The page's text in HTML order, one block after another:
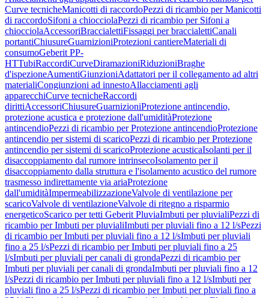
Curve tecnicheManicotti di raccordoPezzi di ricambio per Manicotti
di raccordoSifoni a chiocciolaPezzi di ricambio per Sifoni a
chiocciolaAccessoriBraccialettiFissaggi per braccialettiCanali
portantiChiusureGuarnizioniProtezioni cantiereMateriali di
consumoGeberit PP-
HTTubiRaccordiCurveDiramazioniRiduzioniBraghe
d'ispezioneAumentiGiunzioniAdattatori per il collegamento ad altri
materialiCongiunzioni ad innestoAllacciamenti agli
apparecchiCurve tecnicheRaccordi
dirittiAccessoriChiusureGuarnizioniProtezione antincendio,
protezione acustica e protezione dall'umiditàProtezione
antincendioPezzi di ricambio per Protezione antincendioProtezione
antincendio per sistemi di scaricoPezzi di ricambio per Protezione
antincendio per sistemi di scaricoProtezione acusticaIsolanti per il
disaccoppiamento dal rumore intrinsecoIsolamento per il
disaccoppiamento dalla struttura e l'isolamento acustico del rumore
trasmesso indirettamente via ariaProtezione
dall'umiditàImpermeabilizzazioneValvole di ventilazione per
scaricoValvole di ventilazioneValvole di ritegno a risparmio
energeticoScarico per tetti Geberit PluviaImbuti per pluvialiPezzi di
ricambio per Imbuti per pluvialiImbuti per pluviali fino a 12 l/sPezzi
di ricambio per Imbuti per pluviali fino a 12 l/sImbuti per pluviali
fino a 25 l/sPezzi di ricambio per Imbuti per pluviali fino a 25
l/sImbuti per pluviali per canali di grondaPezzi di ricambio per
Imbuti per pluviali per canali di grondaImbuti per pluviali fino a 12
l/sPezzi di ricambio per Imbuti per pluviali fino a 12 l/sImbuti per
pluviali fino a 25 l/sPezzi di ricambio per Imbuti per pluviali fino a